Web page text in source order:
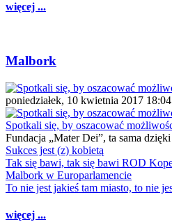
więcej ...
Malbork
poniedziałek, 10 kwietnia 2017 18:04
Spotkali się, by oszacować
Fundacja „Mater Dei”, ta sama
Sukces jest (z) kobietą
Tak się bawi, tak się bawi ROD
Malbork w Europarlamencie
To nie jest jakieś tam miasto, to nie
więcej ...